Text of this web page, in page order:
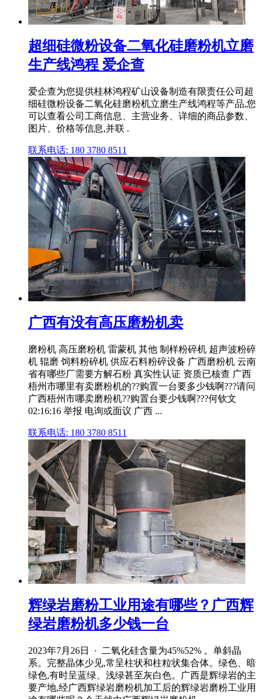
超细硅微粉设备二氧化硅磨粉机立磨
生产线鸿程 爱企查
爱企查为您提供桂林鸿程矿山设备制造有限责任公司超
细硅微粉设备二氧化硅磨粉机立磨生产线鸿程等产品,您
可以查看公司工商信息、主营业务、详细的商品参数、
图片、价格等信息,并联 .
联系电话: 180 3780 8511
广西有没有高压磨粉机卖
磨粉机 高压磨粉机 雷蒙机 其他 制样粉碎机 超声波粉碎
机 辊磨 饲料粉碎机 供应石料粉碎设备 广西磨粉机 云南
省有哪些厂需要方解石粉 真实性认证 资质已核查 广西
梧州市哪里有卖磨粉机的??购置一台要多少钱啊???请问
广西梧州市哪卖磨粉机??购置台要少钱啊???何钦文
02:16:16 举报 电询或面议 广西 ...
联系电话: 180 3780 8511
辉绿岩磨粉工业用途有哪些？广西辉
绿岩磨粉机多少钱一台
2023年7月26日 · 二氧化硅含量为45%52% 。单斜晶
系。完整晶体少见,常呈柱状和柱粒状集合体。绿色、暗
绿色,有时呈蓝绿、浅绿甚至灰白色。广西是辉绿岩的主
要产地,经广西辉绿岩磨粉机加工后的辉绿岩磨粉工业用